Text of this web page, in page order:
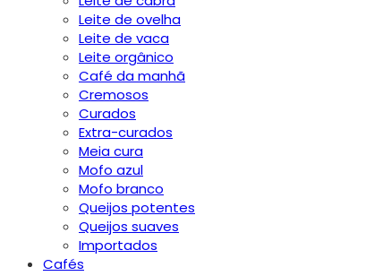
Leite de ovelha
Leite de vaca
Leite orgânico
Café da manhã
Cremosos
Curados
Extra-curados
Meia cura
Mofo azul
Mofo branco
Queijos potentes
Queijos suaves
Importados
Cafés